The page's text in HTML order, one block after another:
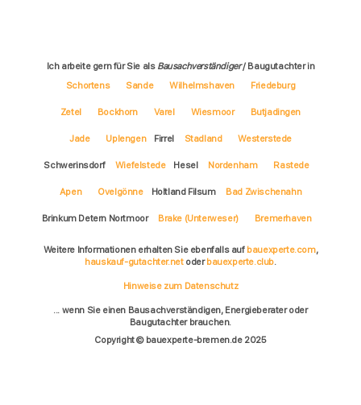
Ich arbeite gern für Sie als Bausachverständiger/ Baugutachter in
Schortens
Sande Wilhelmshaven Friedeburg
Zetel Bockhorn Varel Wiesmoor Butjadingen
Jade Uplengen Firrel Stadland Westerstede
Schwerinsdorf Wiefelstede Hesel Nordenham Rastede
Apen Ovelgönne Holtland Filsum Bad Zwischenahn
Brinkum Detern Nortmoor Brake (Unterweser) Bremerhaven
Weitere Informationen erhalten Sie ebenfalls auf bauexperte.com,
hauskauf-gutachter.netoderbauexperte.club.
Hinweise zum Datenschutz
... wenn Sie einen Bausachverständigen, Energieberater oder
Baugutachter brauchen.
Copyright © bauexperte-bremen.de 2025